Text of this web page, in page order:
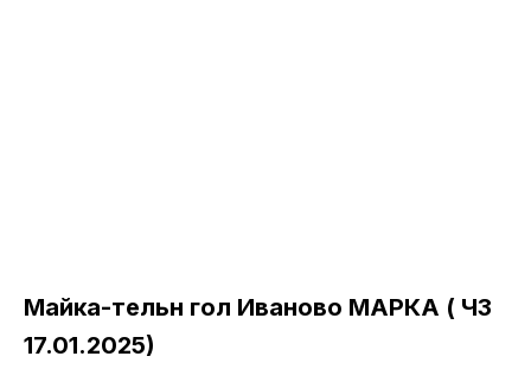
Майка-тельн гол Иваново МАРКА ( ЧЗ
17.01.2025)